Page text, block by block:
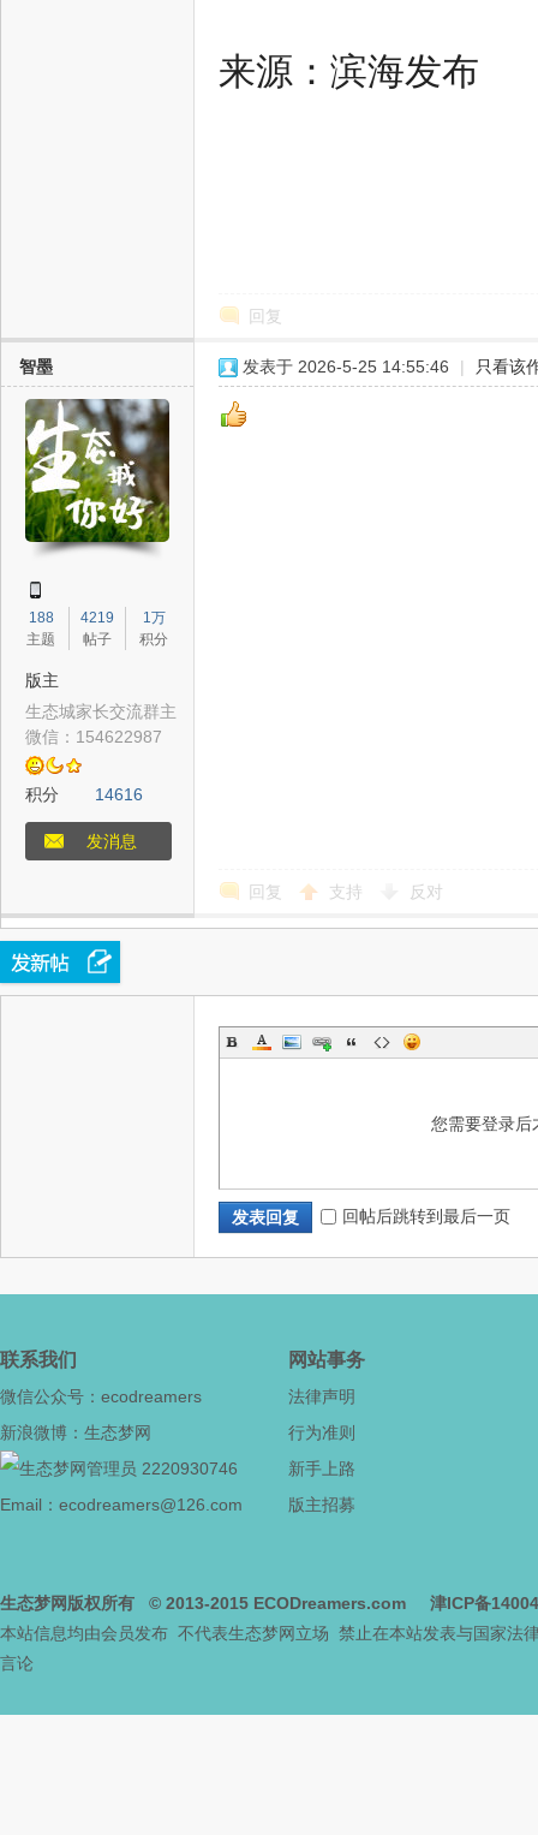
来源：滨海发布
回复
智墨
188
主题
4219
帖子
1万
积分
版主
生态城家长交流群主
微信：154622987
积分 14616
发消息
发表于 2026-5-25 14:55:46 | 只看该
回复 支持 反对
您需要登录
发表回复 回帖后跳转到最后一页
联系我们
微信公众号：ecodreamers
新浪微博：生态梦网
2220930746
Email：ecodreamers@126.com
网站事务
法律声明
行为准则
新手上路
版主招募
生态梦网版权所有 © 2013-2015 ECODreamers.com
津ICP备
本站信息均由会员发布 不代表生态梦网立场 禁止在本站发表与国家法
言论